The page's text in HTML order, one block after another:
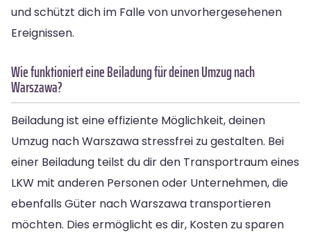
und schützt dich im Falle von unvorhergesehenen
Ereignissen.
Wie funktioniert eine Beiladung für deinen Umzug nach
Warszawa?
Beiladung ist eine effiziente Möglichkeit, deinen
Umzug nach Warszawa stressfrei zu gestalten. Bei
einer Beiladung teilst du dir den Transportraum eines
LKW mit anderen Personen oder Unternehmen, die
ebenfalls Güter nach Warszawa transportieren
möchten. Dies ermöglicht es dir, Kosten zu sparen